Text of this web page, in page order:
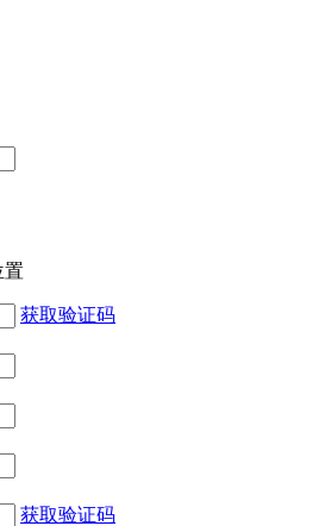
置
获取验证码
获取验证码